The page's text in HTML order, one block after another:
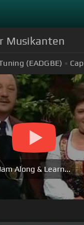
Musikanten
(EADGBE)
Along & Learn...